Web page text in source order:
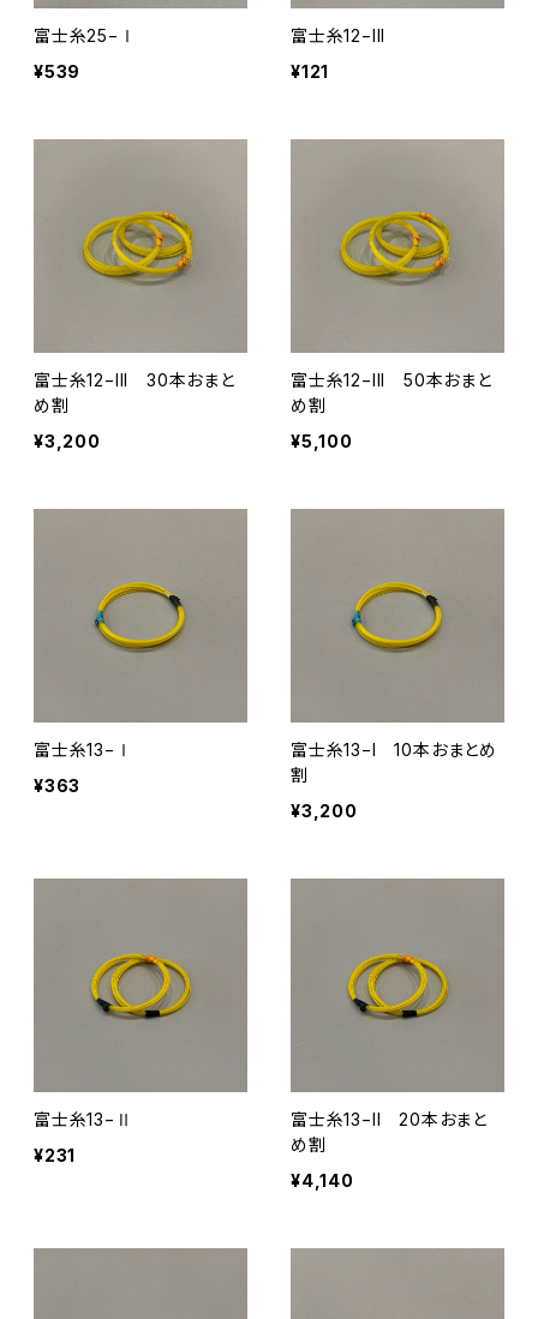
富士糸25−Ⅰ
¥539
富士糸12−III
¥121
富士糸12−III 30本おまと
め割
¥3,200
富士糸12−III 50本おまと
め割
¥5,100
富士糸13−Ⅰ
¥363
富士糸13−I 10本おまとめ
割
¥3,200
富士糸13−Ⅱ
¥231
富士糸13−II 20本おまと
め割
¥4,140